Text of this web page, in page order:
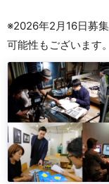
※2026年2月16日募
可能性もございます。